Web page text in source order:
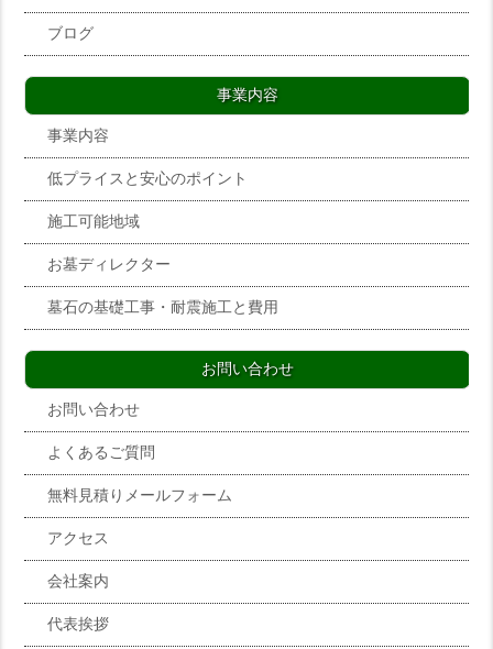
ブログ
事業内容
事業内容
低プライスと安心のポイント
施工可能地域
お墓ディレクター
墓石の基礎工事・耐震施工と費用
お問い合わせ
お問い合わせ
よくあるご質問
無料見積りメールフォーム
アクセス
会社案内
代表挨拶